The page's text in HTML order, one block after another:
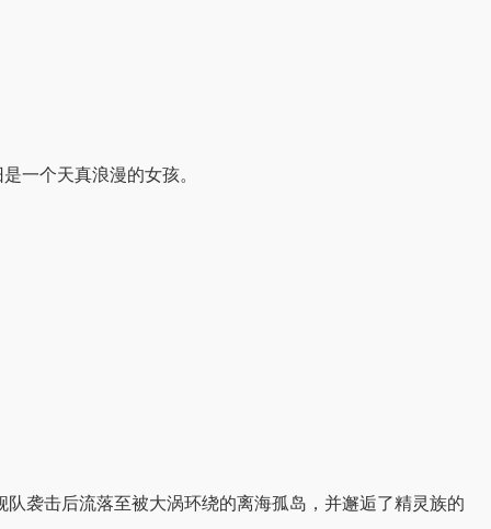
一个天真浪漫的女孩。
袭击后流落至被大涡环绕的离海孤岛，并邂逅了精灵族的